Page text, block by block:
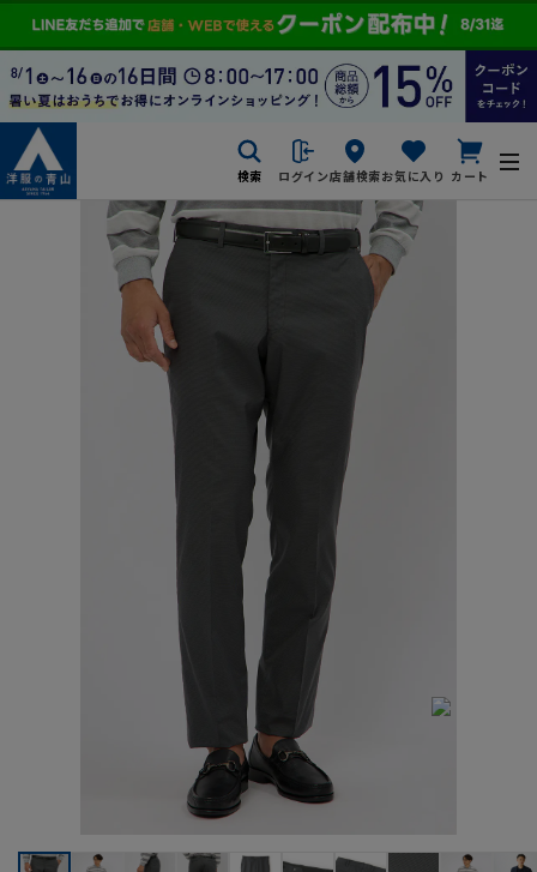
検索 ログイン店舗検索お気に入り カート